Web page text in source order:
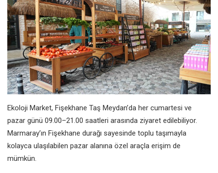
Ekoloji Market, Fişekhane Taş Meydan’da her cumartesi ve
pazar günü 09.00–21.00 saatleri arasında ziyaret edilebiliyor.
Marmaray’ın Fişekhane durağı sayesinde toplu taşımayla
kolayca ulaşılabilen pazar alanına özel araçla erişim de
mümkün.